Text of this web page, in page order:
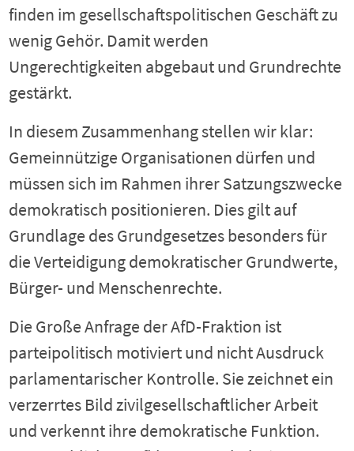
finden im gesellschaftspolitischen Geschäft zu
wenig Gehör. Damit werden
Ungerechtigkeiten abgebaut und Grundrechte
gestärkt.
In diesem Zusammenhang stellen wir klar:
Gemeinnützige Organisationen dürfen und
müssen sich im Rahmen ihrer Satzungszwecke
demokratisch positionieren. Dies gilt auf
Grundlage des Grundgesetzes besonders für
die Verteidigung demokratischer Grundwerte,
Bürger- und Menschenrechte.
Die Große Anfrage der AfD-Fraktion ist
parteipolitisch motiviert und nicht Ausdruck
parlamentarischer Kontrolle. Sie zeichnet ein
verzerrtes Bild zivilgesellschaftlicher Arbeit
und verkennt ihre demokratische Funktion.